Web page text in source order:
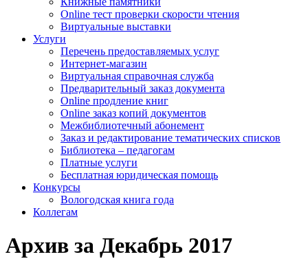
Online тест проверки скорости чтения
Виртуальные выставки
Услуги
Перечень предоставляемых услуг
Интернет-магазин
Виртуальная справочная служба
Предварительный заказ документа
Online продление книг
Online заказ копий документов
Межбиблиотечный абонемент
Заказ и редактирование тематических списков
Библиотека – педагогам
Платные услуги
Бесплатная юридическая помощь
Конкурсы
Вологодская книга года
Коллегам
Архив за Декабрь 2017